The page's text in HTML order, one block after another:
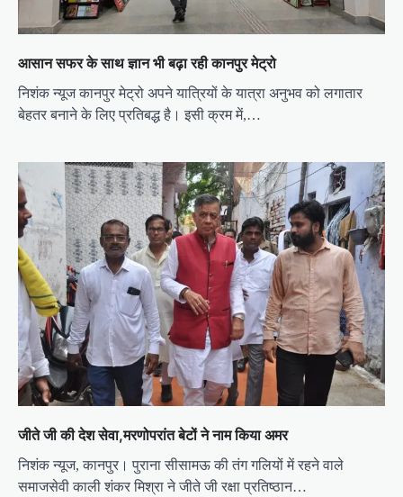
आसान सफर के साथ ज्ञान भी बढ़ा रही कानपुर मेट्रो
निशंक न्यूज कानपुर मेट्रो अपने यात्रियों के यात्रा अनुभव को लगातार
बेहतर बनाने के लिए प्रतिबद्ध है। इसी क्रम में,…
जीते जी की देश सेवा,मरणोपरांत बेटों ने नाम किया अमर
निशंक न्यूज, कानपुर। पुराना सीसामऊ की तंग गलियों में रहने वाले
समाजसेवी काली शंकर मिश्रा ने जीते जी रक्षा प्रतिष्ठान…